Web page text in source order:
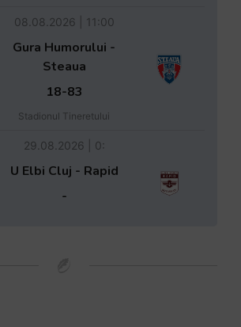
08.08.2026 | 11:00
Gura Humorului -
Steaua
18-83
Stadionul Tineretului
29.08.2026 | 0:
U Elbi Cluj - Rapid
-